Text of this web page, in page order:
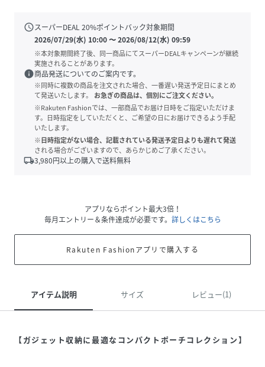
scheduleスーパーDEAL20%ポイントバック対象期間
2026/07/29(水) 10:00〜2026/08/12(水) 09:59
※本対象期間終了後、同一商品にてスーパーDEALキャンペーンが継続
実施されることがあります。
info商品発送についてのご案内です。
※同時に複数の商品を注文された場合、一番遅い発送予定日にまとめ
て発送いたします。
お急ぎの商品は、個別にご注文ください。
※Rakuten Fashionでは、一部商品でお届け日時をご指定いただけま
す。日時指定をしていただくと、ご希望の日にお届けできるよう手配
いたします。
※日時指定がない場合、記載されている発送予定日よりも遅れて発送
される場合がございますので、あらかじめご了承ください。
local_shipping3,980円以上の購入で送料無料
アプリならポイント最大3倍！
毎月エントリー＆条件達成が必要です。 詳しくはこちら
Rakuten Fashionアプリで購入する
アイテム説明 サイズ レビュー(1)
【ガジェット収納に最適なコンパクトポーチコレクション】